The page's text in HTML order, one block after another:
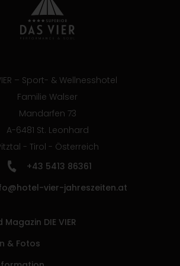
– Sport- & Wellnesshotel
Familie Walser
Mandarfen 73
A-6481 St. Leonhard
- Tirol - Österreich
+43 5413 86361
vier-jahreszeiten.at
DIE VIER
& Fotos